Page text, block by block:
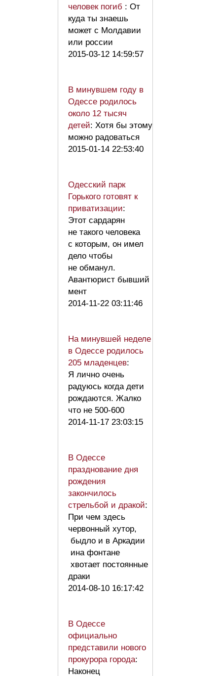
человек погиб : От
куда ты знаешь
может с Молдавии
или россии
2015-03-12 14:59:57
В минувшем году в
Одессе родилось
около 12 тысяч
детей: Хотя бы этому
можно радоваться
2015-01-14 22:53:40
Одесский парк
Горького готовят к
приватизации:
Этот сардарян
не такого человека
с которым, он имел
дело чтобы
не обманул.
Авантюрист бывший
мент
2014-11-22 03:11:46
На минувшей неделе
в Одессе родилось
205 младенцев:
Я лично очень
радуюсь когда дети
рождаются. Жалко
что не 500-600
2014-11-17 23:03:15
В Одессе
празднование дня
рождения
закончилось
стрельбой и дракой:
При чем здесь
червонный хутор,
быдло и в Аркадии
ина фонтане
хвотает постоянные
драки
2014-08-10 16:17:42
В Одессе
официально
представили нового
прокурора города:
Наконец